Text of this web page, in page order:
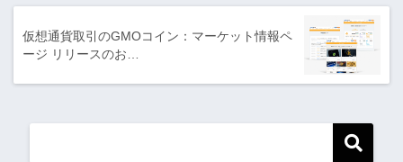
仮想通貨取引のGMOコイン：マーケット情報ペ
ージ リリースのお…